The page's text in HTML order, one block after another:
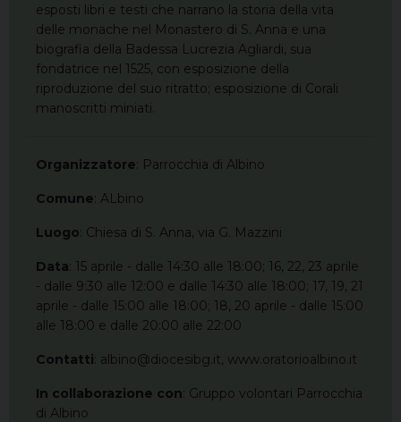
esposti libri e testi che narrano la storia della vita
delle monache nel Monastero di S. Anna e una
biografia della Badessa Lucrezia Agliardi, sua
fondatrice nel 1525, con esposizione della
riproduzione del suo ritratto; esposizione di Corali
manoscritti miniati.
Organizzatore: Parrocchia di Albino
Comune: ALbino
Luogo: Chiesa di S. Anna, via G. Mazzini
Data: 15 aprile - dalle 14:30 alle 18:00; 16, 22, 23 aprile
- dalle 9:30 alle 12:00 e dalle 14:30 alle 18:00; 17, 19, 21
aprile - dalle 15:00 alle 18:00; 18, 20 aprile - dalle 15:00
alle 18:00 e dalle 20:00 alle 22:00
Contatti: albino@diocesibg.it, www.oratorioalbino.it
In collaborazione con: Gruppo volontari Parrocchia
di Albino